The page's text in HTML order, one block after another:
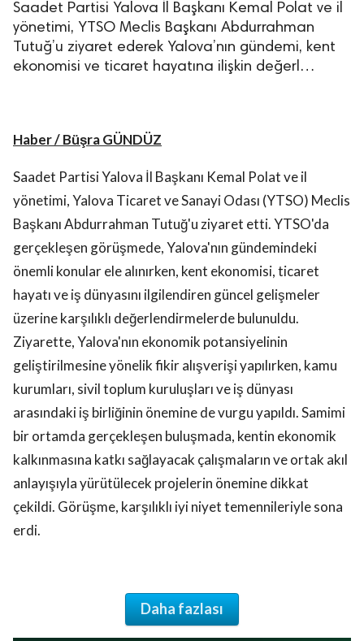
Saadet Partisi Yalova İl Başkanı Kemal Polat ve il
yönetimi, YTSO Meclis Başkanı Abdurrahman
Tutuğ’u ziyaret ederek Yalova’nın gündemi, kent
ekonomisi ve ticaret hayatına ilişkin değerl…
Haber / Büşra GÜNDÜZ
Saadet Partisi Yalova İl Başkanı Kemal Polat ve il
yönetimi, Yalova Ticaret ve Sanayi Odası (YTSO) Meclis
Başkanı Abdurrahman Tutuğ'u ziyaret etti. YTSO'da
gerçekleşen görüşmede, Yalova'nın gündemindeki
önemli konular ele alınırken, kent ekonomisi, ticaret
hayatı ve iş dünyasını ilgilendiren güncel gelişmeler
üzerine karşılıklı değerlendirmelerde bulunuldu.
Ziyarette, Yalova'nın ekonomik potansiyelinin
geliştirilmesine yönelik fikir alışverişi yapılırken, kamu
kurumları, sivil toplum kuruluşları ve iş dünyası
arasındaki iş birliğinin önemine de vurgu yapıldı. Samimi
bir ortamda gerçekleşen buluşmada, kentin ekonomik
kalkınmasına katkı sağlayacak çalışmaların ve ortak akıl
anlayışıyla yürütülecek projelerin önemine dikkat
çekildi. Görüşme, karşılıklı iyi niyet temennileriyle sona
erdi.
Daha fazlası